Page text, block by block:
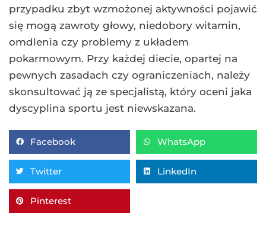
przypadku zbyt wzmożonej aktywności pojawić
się mogą zawroty głowy, niedobory witamin,
omdlenia czy problemy z układem
pokarmowym. Przy każdej diecie, opartej na
pewnych zasadach czy ograniczeniach, należy
skonsultować ją ze specjalistą, który oceni jaka
dyscyplina sportu jest niewskazana.
Facebook WhatsApp
Twitter LinkedIn
Pinterest